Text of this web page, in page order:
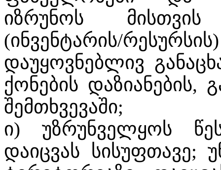
იზრუნოს
(ინვენტარის/
დაუყოვნებლივ
ქონების დაზიანების,
შემთხვევაში;
ი) უზრუნველყოს
დაიცვას სისუფთავე;